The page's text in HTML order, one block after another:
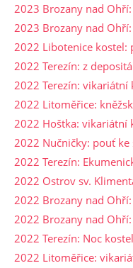
2023 Brozany nad
2023 Brozany nad
2022 Libotenice kostel:
2022 Terezín: z
2022 Terezín: vikariátní
2022 Litoměřice:
2022 Hoštka: vikariátní
2022 Nučničky: pouť ke
2022 Terezín:
2022 Ostrov sv.
2022 Brozany nad
2022 Brozany nad
2022 Terezín: Noc
2022 Litoměřice: